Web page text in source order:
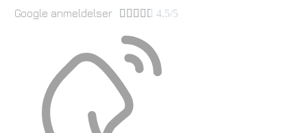
Google anmeldelser      4.5/5